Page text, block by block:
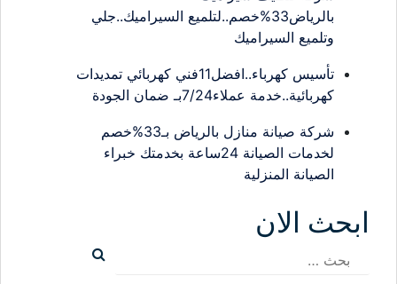
بالرياض33%خصم..لتلميع السيراميك..جلي
وتلميع السيراميك
تأسيس كهرباء..افضل11فني كهربائي تمديدات
كهربائية..خدمة عملاء7/24بـ ضمان الجودة
شركة صيانة منازل بالرياض بـ33%خصم
لخدمات الصيانة 24ساعة بخدمتك خبراء
الصيانة المنزلية
ابحث الان
البحث